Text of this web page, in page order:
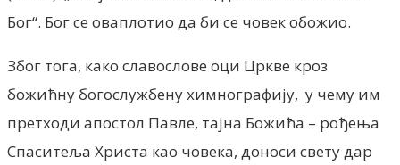
Бог“. Бог се оваплотио да би се човек обожио.
Због тога, како славослове оци Цркве кроз
божићну богослужбену химнографију, у чему им
претходи апостол Павле, тајна Божића – рођења
Спаситеља Христа као човека, доноси свету дар